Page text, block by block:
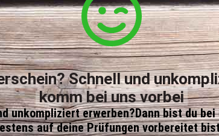
Schnell und
komm bei uns vorbei
unkompliziert erwerben?Dann bist du
auf deine Prüfungen vorbereitet